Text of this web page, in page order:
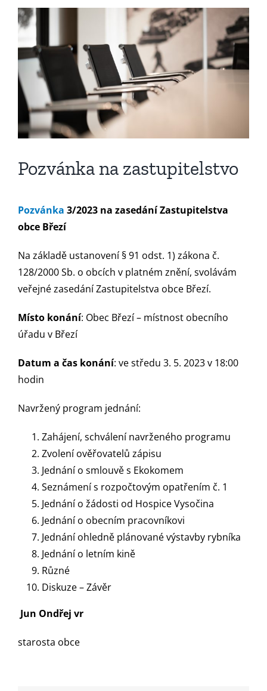
Zobrazit
větší
obrázek
Pozvánka na zastupitelstvo
Pozvánka 3/2023 na zasedání Zastupitelstva
obce Březí
Na základě ustanovení § 91 odst. 1) zákona č.
128/2000 Sb. o obcích v platném znění, svolávám
veřejné zasedání Zastupitelstva obce Březí.
Místo konání: Obec Březí – místnost obecního
úřadu v Březí
Datum a čas konání: ve středu 3. 5. 2023 v 18:00
hodin
Navržený program jednání:
Zahájení, schválení navrženého programu
Zvolení ověřovatelů zápisu
Jednání o smlouvě s Ekokomem
Seznámení s rozpočtovým opatřením č. 1
Jednání o žádosti od Hospice Vysočina
Jednání o obecním pracovníkovi
Jednání ohledně plánované výstavby rybníka
Jednání o letním kině
Různé
Diskuze – Závěr
Jun Ondřej vr
starosta obce